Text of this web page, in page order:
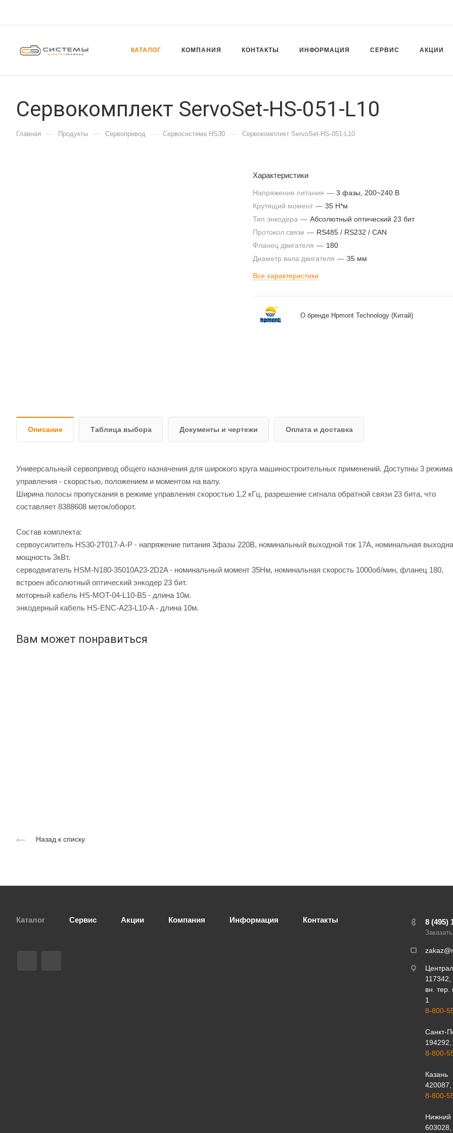
КАТАЛОГ КОМПАНИЯ КОНТАКТЫ ИНФОРМАЦИЯ СЕРВИС АКЦИИ
Сервокомплект ServoSet-HS-051-L10
Главная — Продукты — Сервопривод — Сервосистема HS30 — Сервокомплект ServoSet-HS-051-L10
Характеристики
Напряжение питания — 3 фазы, 200~240 В
Крутящий момент — 35 Н*м
Тип энкодера — Абсолютный оптический 23 бит
Протокол связи — RS485 / RS232 / CAN
Фланец двигателя — 180
Диаметр вала двигателя — 35 мм
Все характеристики
О бренде Hpmont Technology (Китай)
Описание Таблица выбора Документы и чертежи Оплата и доставка
Универсальный сервопривод общего назначения для широкого круга машиностроительных применений. Доступны 3 режима
управления - скоростью, положением и моментом на валу.
Ширина полосы пропускания в режиме управления скоростью 1,2 кГц, разрешение сигнала обратной связи 23 бита, что
составляет 8388608 меток/оборот.
Состав комплекта:
сервоусилитель HS30-2T017-A-P - напряжение питания 3фазы 220В, номинальный выходной ток 17А, номинальная
мощность 3кВт.
серводвигатель HSM-N180-35010A23-2D2A - номинальный момент 35Нм, номинальная скорость 1000об/мин, фланец 180,
встроен абсолютный оптический энкодер 23 бит.
моторный кабель HS-MOT-04-L10-B5 - длина 10м.
энкодерный кабель HS-ENC-A23-L10-A - длина 10м.
Вам может понравиться
Назад к списку
Каталог Сервис Акции Компания Информация Контакты 8 (495)
117342,
вн.
1
8-800-
Санкт-
194292,
8-800-
Казань
420087,
8-800-
Нижний
603028,